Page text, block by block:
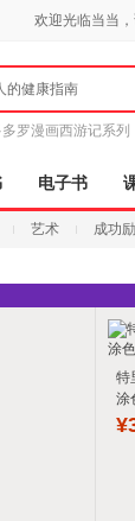
欢迎光临当当
的健康指南
多罗漫画西游记系列
电子书
艺术 成功
特
涂
¥